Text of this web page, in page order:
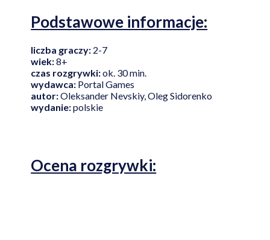
Podstawowe informacje:
liczba graczy: 2-7
wiek:8+
czas rozgrywki:ok. 30 min.
wydawca: Portal Games
autor:Oleksander Nevskiy, Oleg Sidorenko
wydanie:polskie
Ocena rozgrywki: